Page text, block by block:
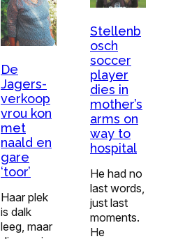
De
Jagers-
verkoop
vrou kon
met
naald en
gare
‘toor’
Haar plek
is dalk
leeg, maar
Stellenb
osch
soccer
player
dies in
mother’s
arms on
way to
hospital
He had no
last words,
just last
moments.
He